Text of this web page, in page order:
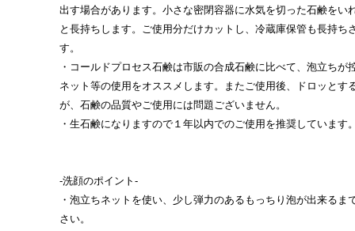
出す場合があります。小さな密閉容器に水気を切った石鹸をい
と長持ちします。ご使用分だけカットし、冷蔵庫保管も長持ち
す。
・コールドプロセス石鹸は市販の合成石鹸に比べて、泡立ちが
ネット等の使用をオススメします。またご使用後、ドロッとす
が、石鹸の品質やご使用には問題ございません。
・生石鹸になりますので１年以内でのご使用を推奨しています
-洗顔のポイント-
・泡立ちネットを使い、少し弾力のあるもっちり泡が出来るま
さい。